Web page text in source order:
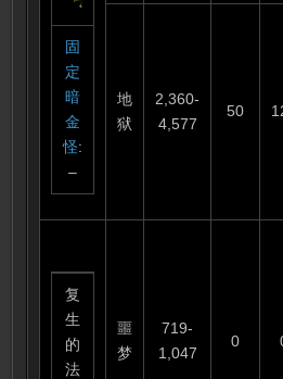
固
定
暗
金
怪:
–
地
狱
2,360-
4,577
50
复
生
的
法
噩
梦
719-
1,047
0